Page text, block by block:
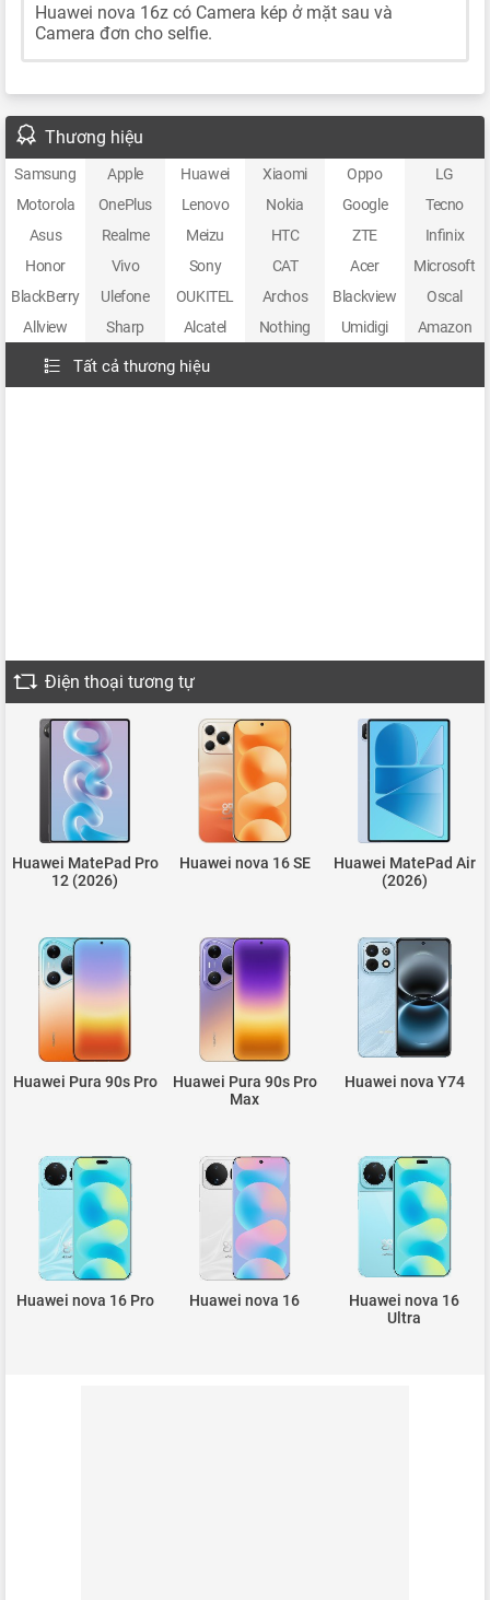
Huawei nova 16z có Camera kép ở mặt sau và
Camera đơn cho selfie.
Thương hiệu
Samsung Apple Huawei Xiaomi Oppo
LG
Motorola
OnePlus Lenovo Nokia Google
Tecno
Asus
Realme Meizu HTC ZTE
Infinix
Honor
Vivo Sony CAT Acer
Microsoft
BlackBerry
Ulefone OUKITEL Archos Blackview
Oscal
Allview
Sharp Alcatel Nothing Umidigi Amazon
Tất cả thương hiệu
Điện thoại tương tự
Huawei MatePad Pro
12 (2026)
Huawei nova 16 SE
Huawei MatePad Air
(2026)
Huawei Pura 90s Pro
Huawei Pura 90s Pro
Max
Huawei nova Y74
Huawei nova 16 Pro Huawei nova 16
Huawei nova 16
Ultra